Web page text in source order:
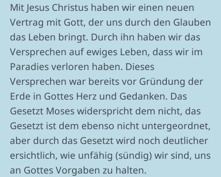
Mit Jesus Christus haben wir einen neuen
Vertrag mit Gott, der uns durch den Glauben
das Leben bringt. Durch ihn haben wir das
Versprechen auf ewiges Leben, dass wir im
Paradies verloren haben. Dieses
Versprechen war bereits vor Gründung der
Erde in Gottes Herz und Gedanken. Das
Gesetzt Moses widerspricht dem nicht, das
Gesetzt ist dem ebenso nicht untergeordnet,
aber durch das Gesetzt wird noch deutlicher
ersichtlich, wie unfähig (sündig) wir sind, uns
an Gottes Vorgaben zu halten.